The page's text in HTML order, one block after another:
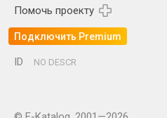
Помочь проекту
Подключить Premium
ID NO DESCR